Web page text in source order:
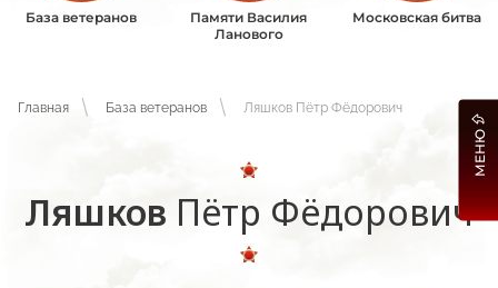
База ветеранов
Памяти Василия
Ланового
Московская битва
Главная База ветеранов Ляшков Пётр Фёдорович
Ляшков Пётр Фёдорович
МЕНЮ